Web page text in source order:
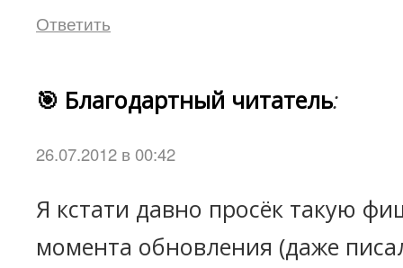
Ответить
🎯 Благодартный читатель:
26.07.2012 в 00:42
Я кстати давно просёк такую
момента обновления (даже